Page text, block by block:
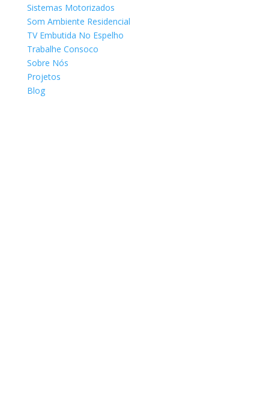
Sistemas Motorizados
Som Ambiente Residencial
TV Embutida No Espelho
Trabalhe Consoco
Sobre Nós
Projetos
Blog